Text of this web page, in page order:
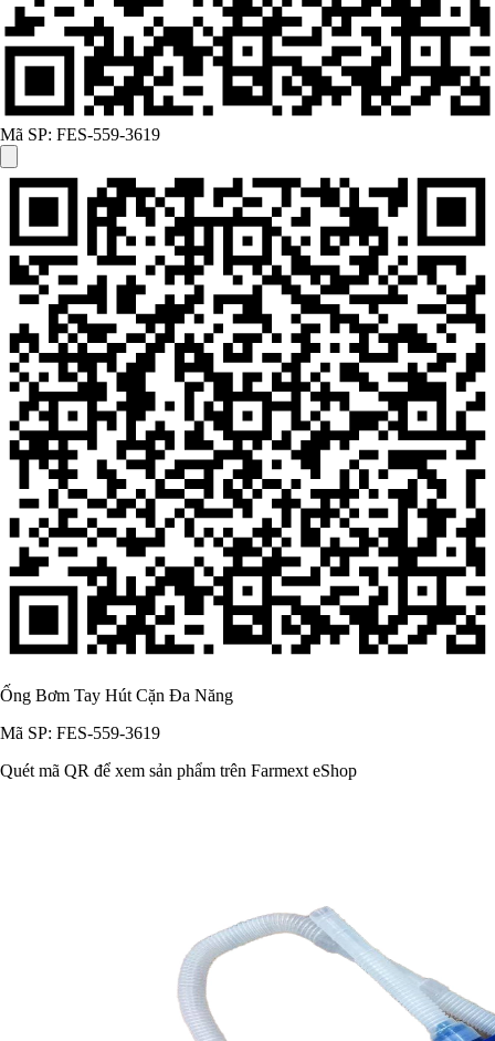
Mã SP: FES-559-3619
Ống Bơm Tay Hút Cặn Đa Năng
Mã SP: FES-559-3619
Quét mã QR để xem sản phẩm trên Farmext eShop